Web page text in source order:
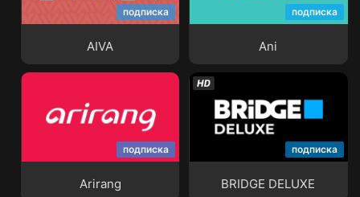
подписка
AIVA
подписка
Ani
подписка
Arirang
подписка
BRIDGE DELUXE